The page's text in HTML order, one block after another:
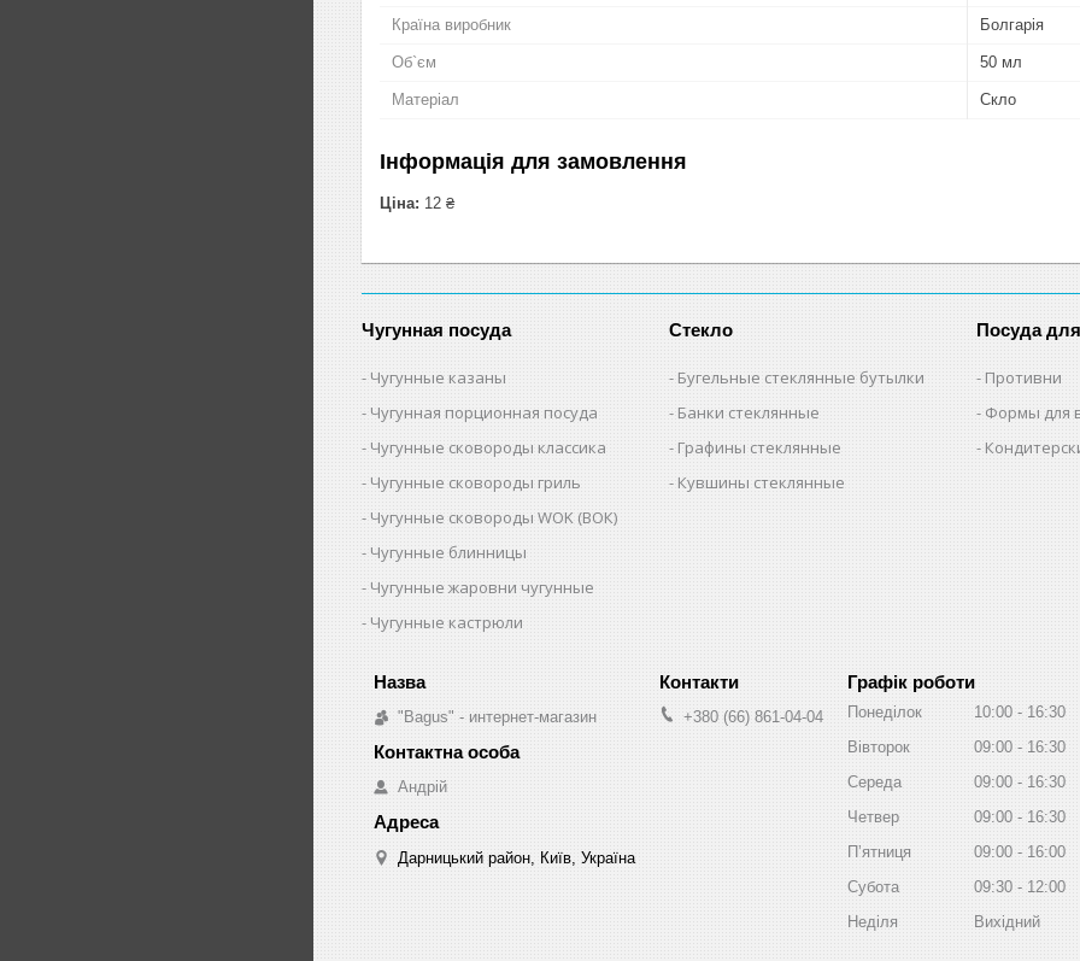
Країна виробник Болгарія
Об`єм 50 мл
Матеріал Скло
Інформація для замовлення
Ціна: 12 ₴
Чугунная посуда
Чугунные казаны
Чугунная порционная посуда
Чугунные сковороды классика
Чугунные сковороды гриль
Чугунные сковороды WOK (ВОК)
Чугунные блинницы
Чугунные жаровни чугунные
Чугунные кастрюли
Стекло
Бугельные стеклянные бутылки
Банки стеклянные
Графины стеклянные
Кувшины стеклянные
Посуда
Противни
Формы для
"Bagus" - интернет-магазин
Андрій
Дарницький район, Київ, Україна
+380 (66) 861-04-04
Графік роботи
Понеділок 10:00
16:30
Вівторок
09:00
16:30
Середа
09:00
16:30
Четвер
09:00
16:30
Пʼятниця
09:00
16:00
Субота
09:30
12:00
Неділя
Вихідний